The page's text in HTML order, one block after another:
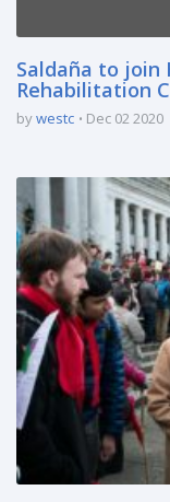
Saldaña to join
Rehabilitation
bywestc Dec 02 2020